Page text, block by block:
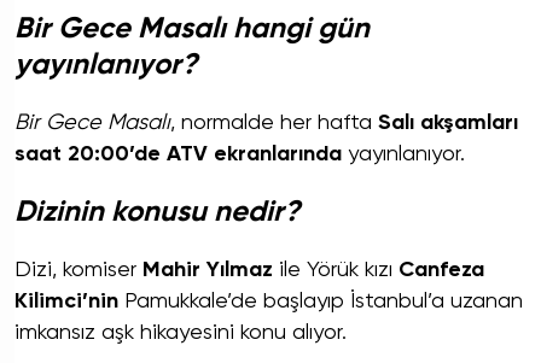
Bir Gece Masalı hangi gün
yayınlanıyor?
Bir Gece Masalı, normalde her hafta Salı akşamları
saat 20:00’de ATV ekranlarında yayınlanıyor.
Dizinin konusu nedir?
Dizi, komiser Mahir Yılmaz ile Yörük kızı Canfeza
Kilimci’nin Pamukkale’de başlayıp İstanbul’a uzanan
imkansız aşk hikayesini konu alıyor.